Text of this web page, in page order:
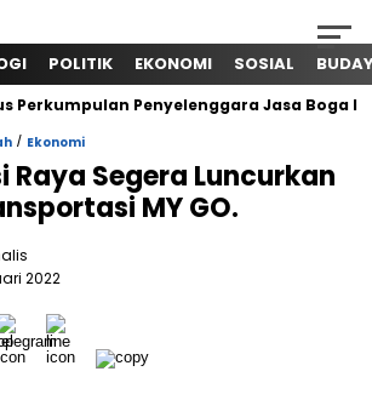
POLITIK EKONOMI SOSIAL
Perkumpulan Penyelenggara Jasa Boga
/ Ekonomi
Raya Segera Luncurkan
MY GO.
2022